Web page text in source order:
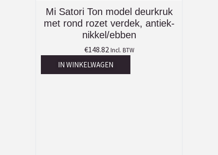
Mi Satori Ton model deurkruk
met rond rozet verdek, antiek-
nikkel/ebben
€148.82 Incl. BTW
IN WINKELWAGEN